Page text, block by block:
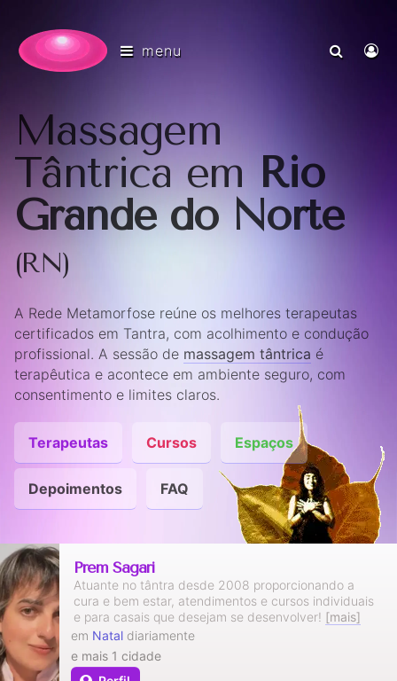
menu
Massagem
Tântrica emRio
Grande do Norte
(RN)
A Rede Metamorfose reúne os melhores terapeutas
certificados em Tantra, com acolhimento e condução
profissional. A sessão de massagem tântrica é
terapêutica e acontece em ambiente seguro, com
consentimento e limites claros.
Terapeutas Cursos Espaços
Depoimentos FAQ
Prem Sagari
Atuante no tântra desde 2008 proporcionando a
cura e bem estar, atendimentos e cursos individuais
e para casais que desejam se desenvolver! [mais]
em Nataldiariamente
e mais 1 cidade